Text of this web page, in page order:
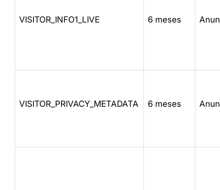
VISITOR_INFO1_LIVE 6 meses
VISITOR_PRIVACY_METADATA 6 meses